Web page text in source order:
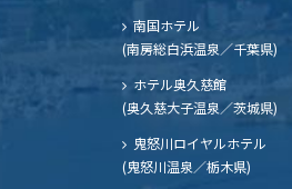
南国ホテル
(南房総白浜温泉／千葉県)
ホテル奥久慈館
(奥久慈大子温泉／茨城県)
鬼怒川ロイヤルホテル
(鬼怒川温泉／栃木県)